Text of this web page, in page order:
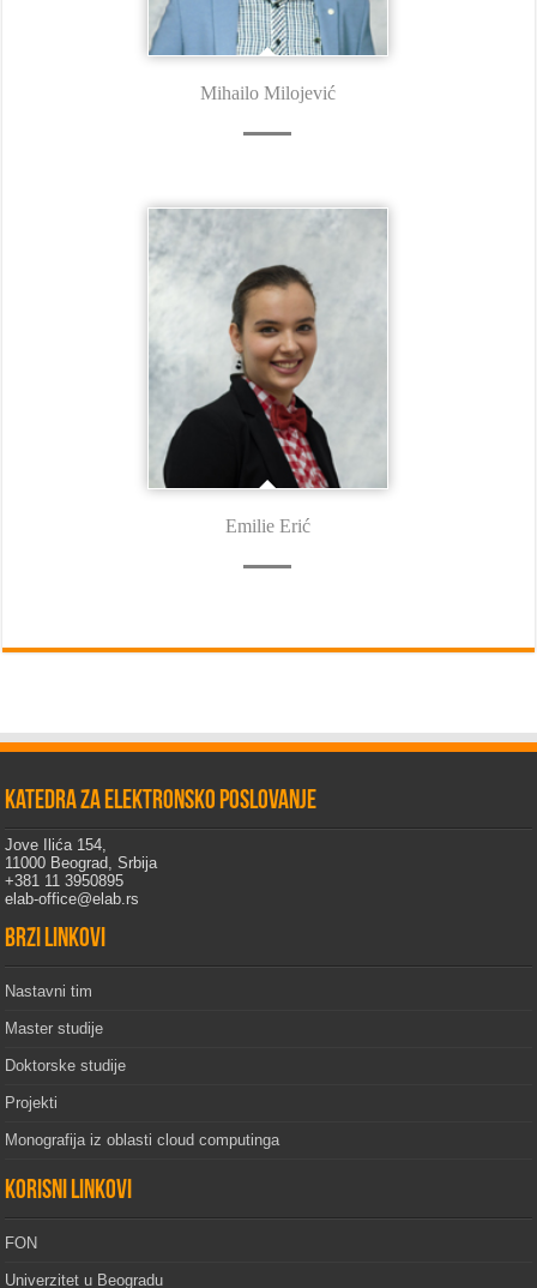
Mihailo Milojević
Emilie Erić
Katedra za elektronsko poslovanje
Jove Ilića 154,
11000 Beograd, Srbija
+381 11 3950895
elab-office@elab.rs
Brzi linkovi
Nastavni tim
Master studije
Doktorske studije
Projekti
Monografija iz oblasti cloud computinga
Korisni linkovi
FON
Univerzitet u Beogradu